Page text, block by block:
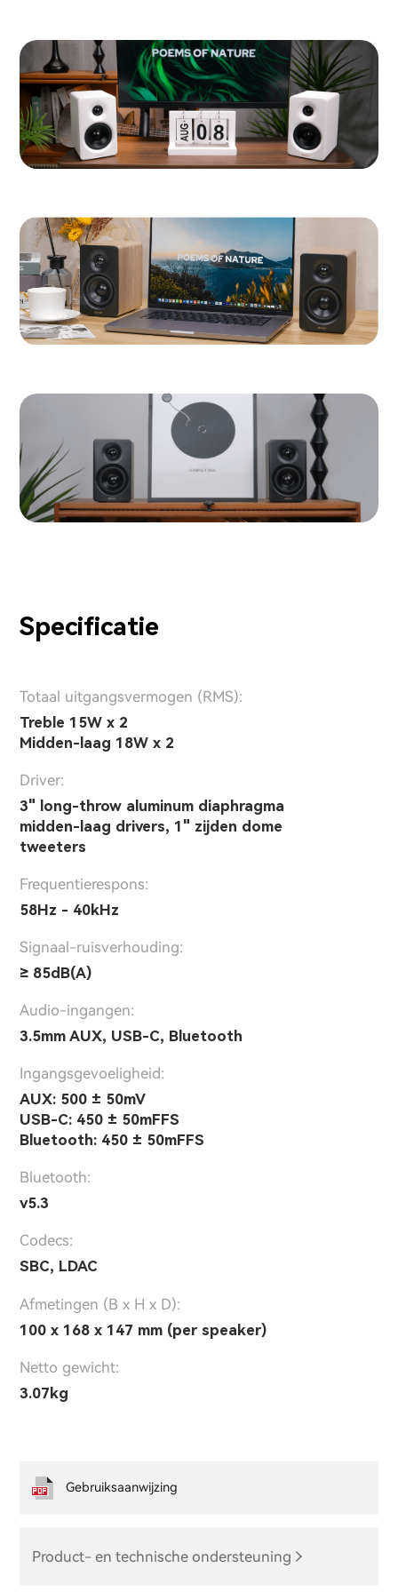
Specificatie
Totaal uitgangsvermogen (RMS):
Treble 15W x 2
Midden-laag 18W x 2
Driver:
3" long-throw aluminum diaphragma
midden-laag drivers, 1" zijden dome
tweeters
Frequentierespons:
58Hz - 40kHz
Signaal-ruisverhouding:
≥ 85dB(A)
Audio-ingangen:
3.5mm AUX, USB-C, Bluetooth
Ingangsgevoeligheid:
AUX: 500 ± 50mV
USB-C: 450 ± 50mFFS
Bluetooth: 450 ± 50mFFS
Bluetooth:
v5.3
Codecs:
SBC, LDAC
Afmetingen (B x H x D):
100 x 168 x 147 mm (per speaker)
Netto gewicht:
3.07kg
Product- en technische ondersteuning
Gebruiksaanwijzing